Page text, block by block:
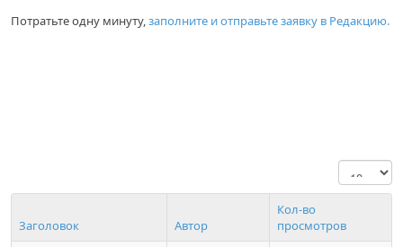
Потратьте одну минуту,заполните и отправьте заявку в Редакцию.
Заголовок Автор
Кол-во
просмотров